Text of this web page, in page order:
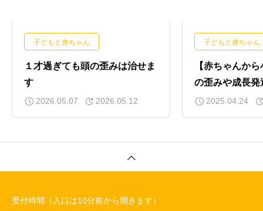
子どもと赤ちゃん
１才過ぎても頭の歪みは治せま
す
2026.05.07 2026.05.12
子どもと赤ちゃん
【赤ちゃんか
の歪みや成長発
2025.04.24
受付時間（入口は10分前から開きます）